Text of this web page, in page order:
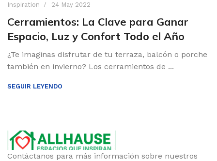
Inspiration 24 May 2022
Cerramientos: La Clave para Ganar
Espacio, Luz y Confort Todo el Año
¿Te imaginas disfrutar de tu terraza, balcón o porche
también en invierno? Los cerramientos de ...
SEGUIR LEYENDO
Contáctanos para más información sobre nuestros